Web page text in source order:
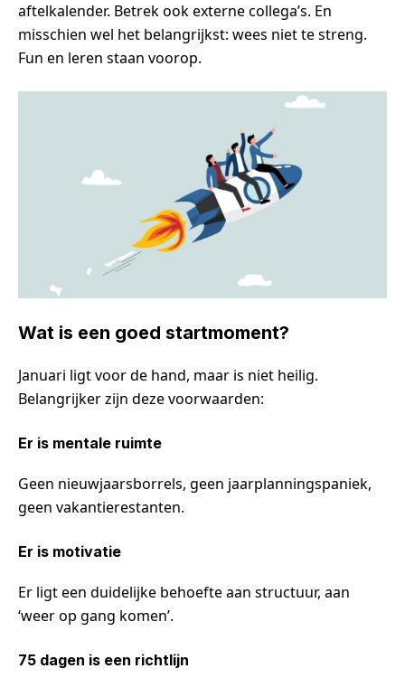
aftelkalender. Betrek ook externe collega’s. En
misschien wel het belangrijkst: wees niet te streng.
Fun en leren staan voorop.
Wat is een goed startmoment?
Januari ligt voor de hand, maar is niet heilig.
Belangrijker zijn deze voorwaarden:
Er is mentale ruimte
Geen nieuwjaarsborrels, geen jaarplanningspaniek,
geen vakantierestanten.
Er is motivatie
Er ligt een duidelijke behoefte aan structuur, aan
‘weer op gang komen’.
75 dagen is een richtlijn